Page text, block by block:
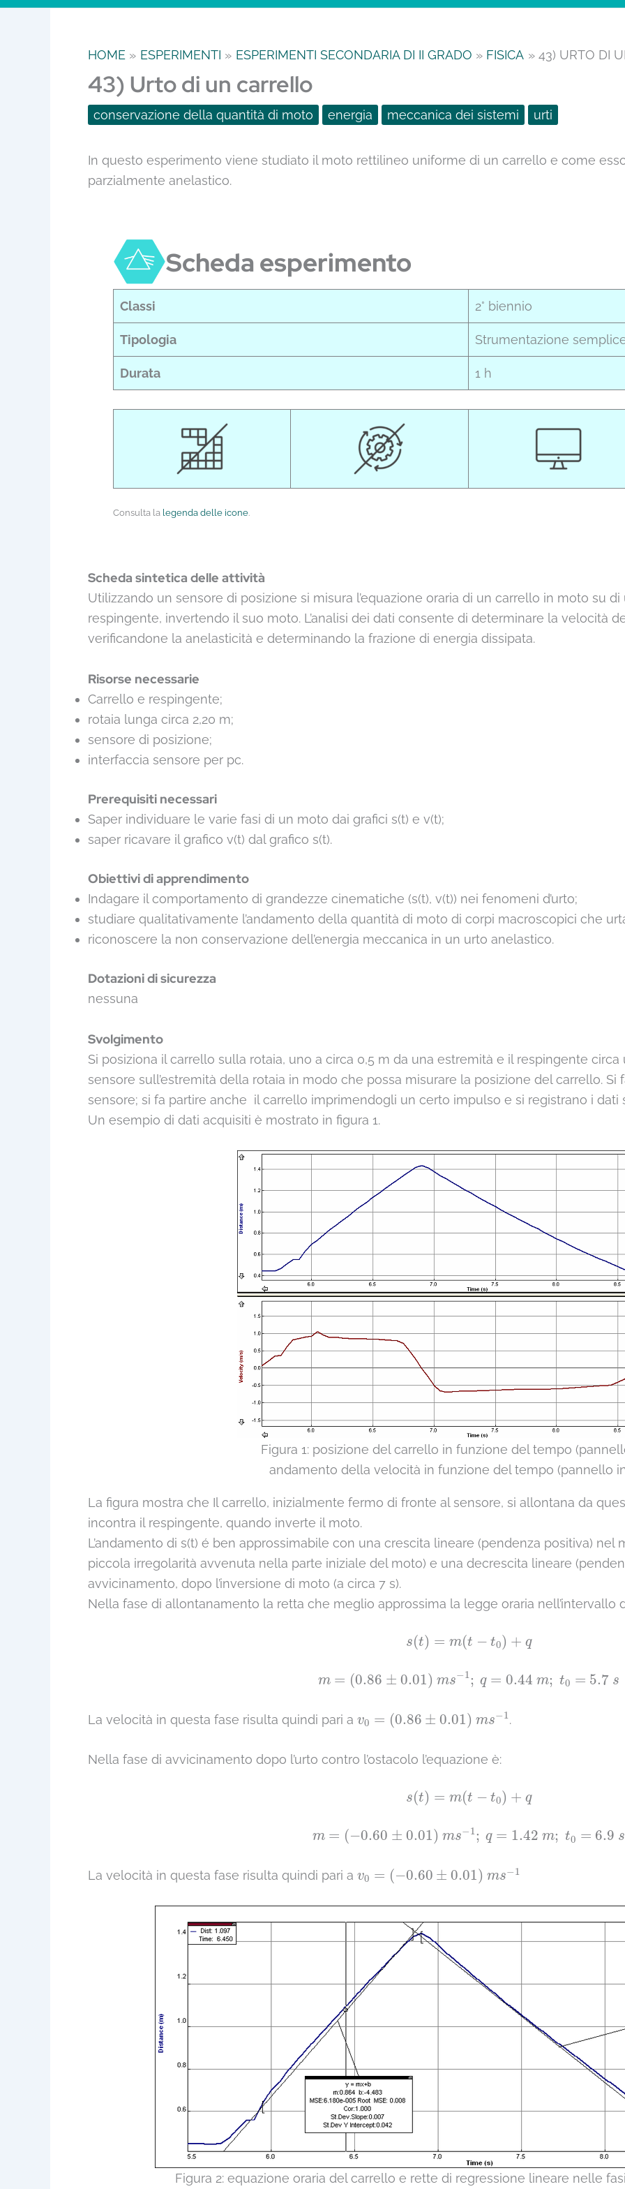
HOME ESPERIMENTI ESPERIMENTI SECONDARIA DI II GRADO FISICA 43) URTO DI
43) Urto di un carrello
conservazione della quantità di moto energia meccanica dei sistemi urti
In questo esperimento viene studiato il moto rettilineo uniforme di un carrello e come
parzialmente anelastico.
Scheda esperimento
Classi 2° biennio
Tipologia Strumentazione
Durata 1 h
Consulta la legenda delle icone
Scheda sintetica delle attività
Utilizzando un sensore di posizione si misura l’equazione oraria di un carrello in moto su
respingente, invertendo il suo moto. L’analisi dei dati consente di determinare la velocità
verificandone la anelasticità e determinando la frazione di energia dissipata.
Risorse necessarie
Carrello e respingente;
rotaia lunga circa 2,20 m;
sensore di posizione;
interfaccia sensore per pc.
Prerequisiti necessari
Saper individuare le varie fasi di un moto dai grafici s(t) e v(t);
saper ricavare il grafico v(t) dal grafico s(t).
Obiettivi di apprendimento
Indagare il comportamento di grandezze cinematiche (s(t), v(t)) nei fenomeni d’urto;
studiare qualitativamente l’andamento della quantità di moto di corpi macroscopici che
riconoscere la non conservazione dell’energia meccanica in un urto anelastico.
Dotazioni di sicurezza
nessuna
Svolgimento
Si posiziona il carrello sulla rotaia, uno a circa 0,5 m da una estremità e il respingente
sensore sull’estremità della rotaia in modo che possa misurare la posizione del carrello. Si
sensore; si fa partire anche il carrello imprimendogli un certo impulso e si registrano i dati
Un esempio di dati acquisiti è mostrato in figura 1.
Figura 1: posizione del carrello in funzione del tempo
andamento della velocità in funzione del tempo (pannello
La figura mostra che Il carrello, inizialmente fermo di fronte al sensore, si allontana da
incontra il respingente, quando inverte il moto.
L’andamento di s(t) é ben approssimabile con una crescita lineare (pendenza positiva)
piccola irregolarità avvenuta nella parte iniziale del moto) e una decrescita lineare
avvicinamento, dopo l’inversione di moto (a circa 7 s).
Nella fase di allontanamento la retta che meglio approssima la legge oraria nell’intervallo
s(t) = m(t − t0) + q
s (t 0) +q
m = (0.86 ± 0.01) ms−1; q = 0.44 m; t0 = 5.7 s
m= 0.86 ±0.01 s−1 0.44 m = s
La velocità in questa fase risulta quindi pari a v0 = (0.86 ± 0.01) ms−1
0.86± 0.01 ms .
Nella fase di avvicinamento dopo l’urto contro l’ostacolo l’equazione è:
s(t) = m(t − t0) + q
s =m(t 0) +q
m = (−0.60 ± 0.01) ms−1; q = 1.42 m; t0 = 6.9 s
m (− 0.60 ±0.01) s−1 1.42 m 6.9 s
La velocità in questa fase risulta quindi pari a v0 = (−0.60 ± 0.01) ms−1
−0.60±0.01) m s
Figura 2: equazione oraria del carrello e rette di regressione lineare nelle